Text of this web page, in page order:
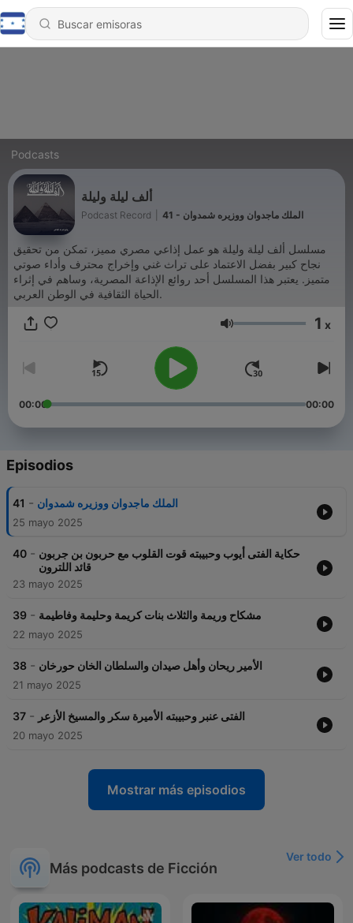
Podcasts
ألف ليلة وليلة
Podcast Record 41 - الملك ماجدوان ووزيره شمدوان
مسلسل ألف ليلة وليلة هو عمل إذاعي مصري مميز، تمكن من تحقيق
نجاح كبير بفضل الاعتماد على تراث غني وإخراج محترف وأداء صوتي
متميز. يعتبر هذا المسلسل أحد روائع الإذاعة المصرية، وساهم في إثراء
الحياة الثقافية في الوطن العربي.
Volumen 1 x
00:00 00:00
Episodios
41 - الملك ماجدوان ووزيره شمدوان
25 mayo 2025
40 - حكاية الفتى أيوب وحبيبته قوت القلوب مع حربون بن جربون
قائد اللترون
23 mayo 2025
39 - مشكاح وريمة والثلاث بنات كريمة وحليمة وفاطيمة
22 mayo 2025
38 - الأمير ريحان وأهل صيدان والسلطان الخان حورخان
21 mayo 2025
37 - الفتى عنبر وحبيبته الأميرة سكر والمسيخ الأزعر
20 mayo 2025
Mostrar más episodios
Más podcasts de Ficción
Ver todo